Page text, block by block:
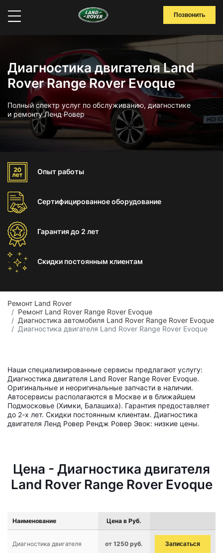
Позвонить
Диагностика двигателя Land
Rover Range Rover Evoque
Полный спектр услуг по обслуживанию, диагностике
и ремонту Ленд Ровер
Опыт работы
Сертифицированноеоборудование
Гарантиядо 2 лет
Скидки постоянным клиентам
Ремонт Land Rover
Ремонт Land Rover Range Rover Evoque
Диагностика автомобиля Land Rover Range Rover Evoque
Диагностика двигателя Land Rover Range Rover Evoque
Наши специализированные сервисы предлагают услугу:
Диагностика двигателя Land Rover Range Rover Evoque.
Оригинальные и неоригинальные запчасти в наличии.
Автосервисы располагаются в Москве и в ближайшем
Подмосковье (Химки, Балашиха). Гарантия предоставляет
до 2-х лет. Скидки постоянным клиентам. Диагностика
двигателя Ленд Ровер Рендж Ровер Эвок: низкие цены.
Цена - Диагностика двигателя
Land Rover Range Rover Evoque
Наименование Цена в Руб.
Диагностика двигателя от 1250 руб. Записаться